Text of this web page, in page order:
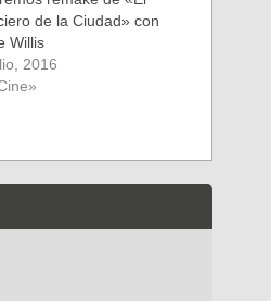
de la Ciudad» con
Willis
2016